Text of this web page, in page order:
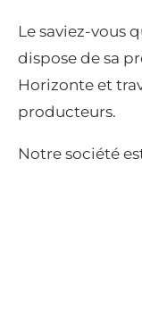
Le saviez-vous
dispose de sa
Horizonte et
producteurs.
Notre société